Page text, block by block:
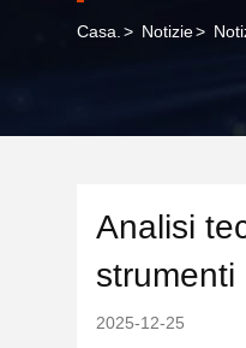
Casa. > Notizie>
Analisi
2025-12-25